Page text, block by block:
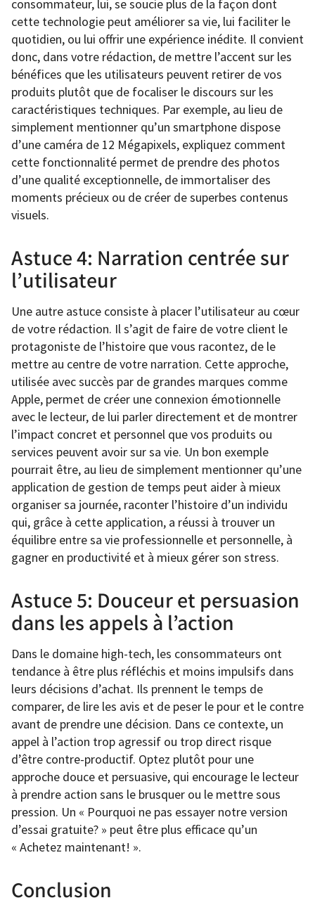
consommateur, lui, se soucie plus de la façon dont
cette technologie peut améliorer sa vie, lui faciliter le
quotidien, ou lui offrir une expérience inédite. Il convient
donc, dans votre rédaction, de mettre l’accent sur les
bénéfices que les utilisateurs peuvent retirer de vos
produits plutôt que de focaliser le discours sur les
caractéristiques techniques. Par exemple, au lieu de
simplement mentionner qu’un smartphone dispose
d’une caméra de 12 Mégapixels, expliquez comment
cette fonctionnalité permet de prendre des photos
d’une qualité exceptionnelle, de immortaliser des
moments précieux ou de créer de superbes contenus
visuels.
Astuce 4: Narration centrée sur
l’utilisateur
Une autre astuce consiste à placer l’utilisateur au cœur
de votre rédaction. Il s’agit de faire de votre client le
protagoniste de l’histoire que vous racontez, de le
mettre au centre de votre narration. Cette approche,
utilisée avec succès par de grandes marques comme
Apple, permet de créer une connexion émotionnelle
avec le lecteur, de lui parler directement et de montrer
l’impact concret et personnel que vos produits ou
services peuvent avoir sur sa vie. Un bon exemple
pourrait être, au lieu de simplement mentionner qu’une
application de gestion de temps peut aider à mieux
organiser sa journée, raconter l’histoire d’un individu
qui, grâce à cette application, a réussi à trouver un
équilibre entre sa vie professionnelle et personnelle, à
gagner en productivité et à mieux gérer son stress.
Astuce 5: Douceur et persuasion
dans les appels à l’action
Dans le domaine high-tech, les consommateurs ont
tendance à être plus réfléchis et moins impulsifs dans
leurs décisions d’achat. Ils prennent le temps de
comparer, de lire les avis et de peser le pour et le contre
avant de prendre une décision. Dans ce contexte, un
appel à l’action trop agressif ou trop direct risque
d’être contre-productif. Optez plutôt pour une
approche douce et persuasive, qui encourage le lecteur
à prendre action sans le brusquer ou le mettre sous
pression. Un « Pourquoi ne pas essayer notre version
d’essai gratuite? » peut être plus efficace qu’un
« Achetez maintenant! ».
Conclusion